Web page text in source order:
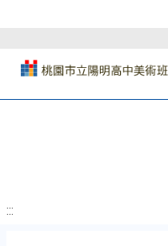
:::